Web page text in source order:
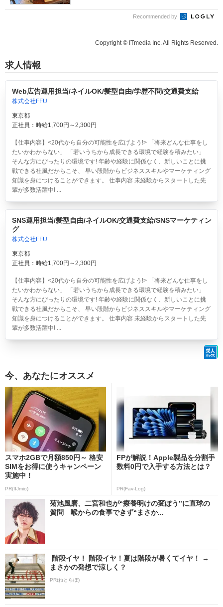
Recommended by
Copyright © ITmedia Inc. All Rights Reserved.
求人情報
Web広告運用担当/ネイルOK/髪型自由/学歴不問/交通費支給
株式会社FFU
東京都
正社員：時給1,700円～2,300円
【仕事内容】<20代から自分の可能性を広げよう!> 「将来どんな仕事をし
たいかわからない」 「若いうちから成長できる環境で経験を積みたい」
そんな方にぴったりの環境です! 年齢や経験に関係なく、新しいことに挑
戦できる社風だからこそ、 早い段階からビジネススキルやマーケティング
知識を身につけることができます。 仕事内容 未経験からスタートした先
輩が多数活躍中! ...
SNS運用担当/髪型自由/ネイルOK/交通費支給/SNSマーケティン
グ
株式会社FFU
東京都
正社員：時給1,700円～2,300円
【仕事内容】<20代から自分の可能性を広げよう!> 「将来どんな仕事をし
たいかわからない」 「若いうちから成長できる環境で経験を積みたい」
そんな方にぴったりの環境です! 年齢や経験に関係なく、新しいことに挑
戦できる社風だからこそ、 早い段階からビジネススキルやマーケティング
知識を身につけることができます。 仕事内容 未経験からスタートした先
輩が多数活躍中! ...
今、あなたにオススメ
スマホ2GBで月額850円～ 格安
SIMをお得に使うキャンペーン
実施中！
PR(IIJmio)
FPが解説！Apple製品を分割手
数料0円で入手する方法とは？
PR(Fav-Log)
菊池風磨、二宮和也が“療養明けの変ぼう”に直球の
質問 喉からの食事できず“まさか...
階段イヤ！ 階段イヤ！夏は階段が暑くてイヤ！ →
まさかの発想で涼しく？
PR(ねとらぼ)